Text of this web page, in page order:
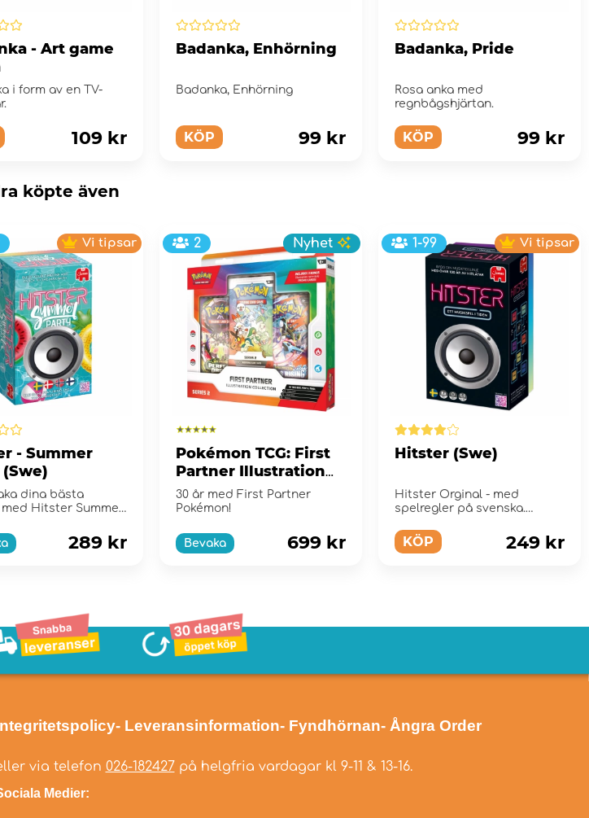
- Art game
i form av en TV-
109 kr
Badanka, Enhörning
Badanka, Enhörning
KÖP 99 kr
Badanka, Pride
Rosa anka med
regnbågshjärtan.
KÖP 99 kr
köpte även
Vi tipsar
- Summer
dina bästa
med Hitster Summer
289 kr
2 Nyhet
Pokémon TCG: First
Partner Illustration
Collection - Series 2
30 år med First Partner
Pokémon!
Bevaka 699 kr
1-99 Vi tipsar
Hitster (Swe)
Hitster Orginal - med
spelregler på svenska.
KÖP 249 kr
- Leveransinformation- Fyndhörnan- Ångra Order
via telefon 026-182427på helgfria vardagar kl 9-11 & 13-16.
Medier: